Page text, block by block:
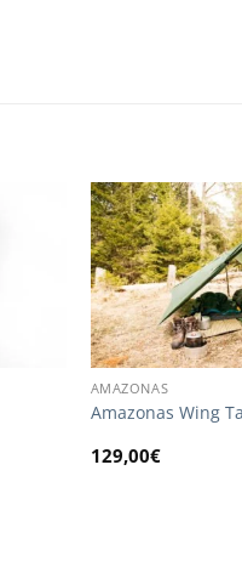
AMAZONAS
Amazonas Wing
129,00€